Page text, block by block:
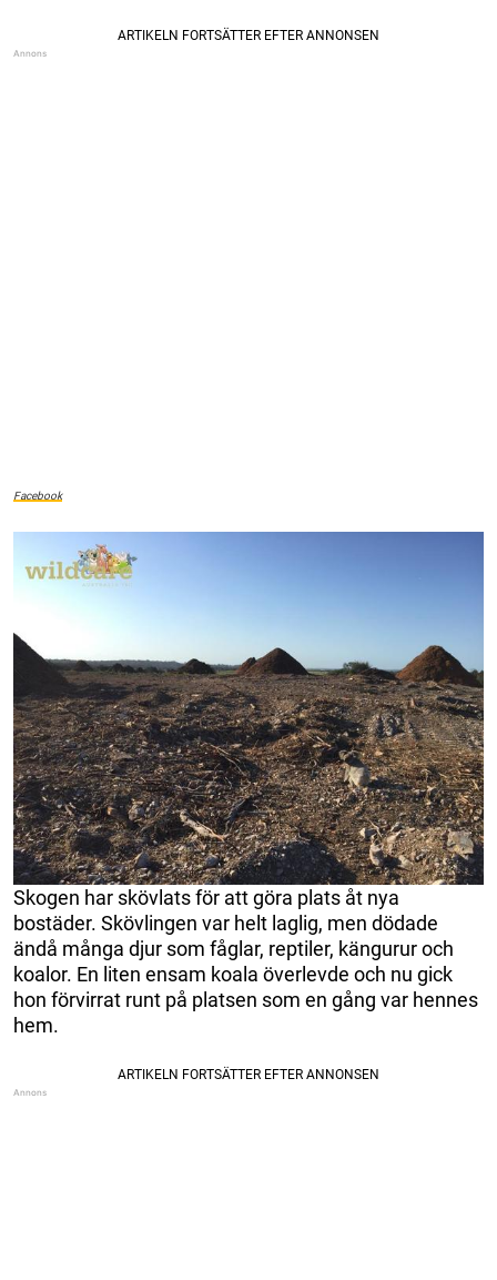
Facebook
Skogen har skövlats för att göra plats åt nya
bostäder. Skövlingen var helt laglig, men dödade
ändå många djur som fåglar, reptiler, kängurur och
koalor. En liten ensam koala överlevde och nu gick
hon förvirrat runt på platsen som en gång var hennes
hem.